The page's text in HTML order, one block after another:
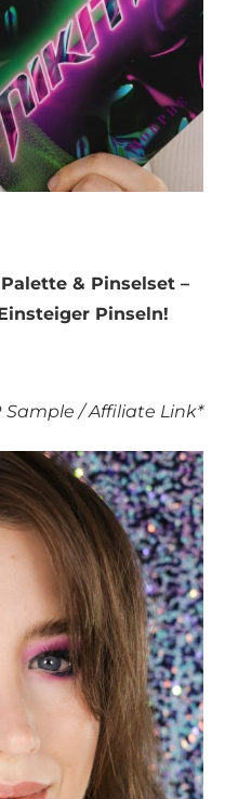
& Pinselset –
Pinseln!
Sample / Affiliate Link*